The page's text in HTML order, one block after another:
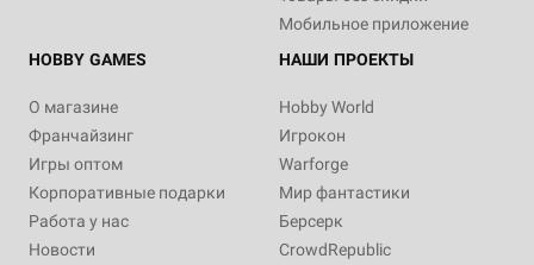
Мобильное приложение
HOBBY GAMES
О магазине
Франчайзинг
Игры оптом
Корпоративные подарки
Работа у нас
Новости
НАШИ ПРОЕКТЫ
Hobby World
Игрокон
Warforge
Мир фантастики
Берсерк
CrowdRepublic